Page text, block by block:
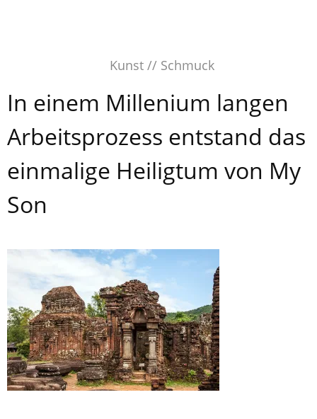
Kunst // Schmuck
In einem Millenium langen
Arbeitsprozess entstand das
einmalige Heiligtum von My
Son